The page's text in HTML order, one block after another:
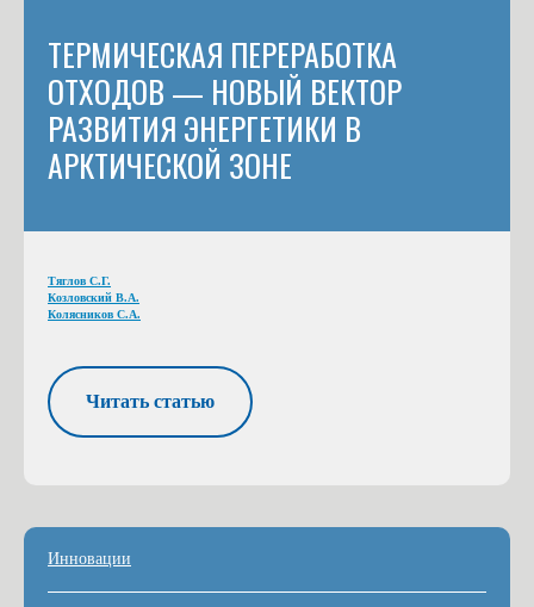
ТЕРМИЧЕСКАЯ ПЕРЕРАБОТКА
ОТХОДОВ — НОВЫЙ ВЕКТОР
РАЗВИТИЯ ЭНЕРГЕТИКИ В
АРКТИЧЕСКОЙ ЗОНЕ
Тяглов С.Г.
Козловский В.А.
Колясников С.А.
Читать статью
Инновации